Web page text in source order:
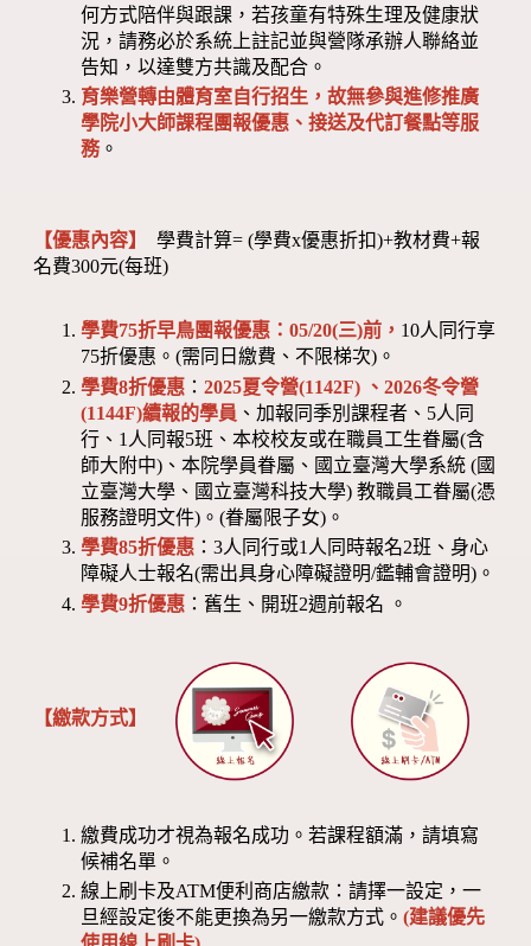
何方式陪伴與跟課，若孩童有特殊生理及健康狀
況，請務必於系統上註記並與營隊承辦人聯絡並
告知，以達雙方共識及配合。
育樂營轉由體育室自行招生，故無參與進修推廣
學院小大師課程團報優惠、接送及代訂餐點等服
務。
【優惠內容】
學費計算= (學費x優惠折扣)+教材費+報
名費300元(每班)
學費75折早鳥團報優惠：05/20(三)前， 10人同行享
75折優惠。(需同日繳費、不限梯次)。
學費8折優惠 ：2025夏令營(1142F) 、2026冬令營
(1144F)續報的學員 、加報同季別課程者、5人同
行、1人同報5班、本校校友或在職員工生眷屬(含
師大附中)、本院學員眷屬、國立臺灣大學系統 (國
立臺灣大學、國立臺灣科技大學) 教職員工眷屬(憑
服務證明文件)。(眷屬限子女)。
學費85折優惠 ：3人同行或1人同時報名2班、身心
障礙人士報名(需出具身心障礙證明/鑑輔會證明)。
學費9折優惠 ：舊生、開班2週前報名 。
【繳款方式】
繳費成功才視為報名成功。若課程額滿，請填寫
候補名單。
線上刷卡及ATM便利商店繳款：請擇一設定，一
旦經設定後不能更換為另一繳款方式。(建議優先